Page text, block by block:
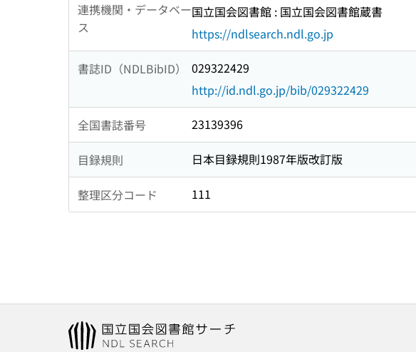
連携機関・データベー
ス
国立国会図書館 : 国立国会図書館蔵書
https://ndlsearch.ndl.go.jp
書誌ID（NDLBibID）
029322429
http://id.ndl.go.jp/bib/029322429
全国書誌番号 23139396
目録規則 日本目録規則1987年版改訂版
整理区分コード 111